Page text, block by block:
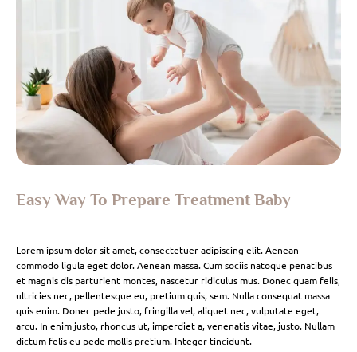
Easy Way To Prepare Treatment Baby
Lorem ipsum dolor sit amet, consectetuer adipiscing elit. Aenean
commodo ligula eget dolor. Aenean massa. Cum sociis natoque penatibus
et magnis dis parturient montes, nascetur ridiculus mus. Donec quam felis,
ultricies nec, pellentesque eu, pretium quis, sem. Nulla consequat massa
quis enim. Donec pede justo, fringilla vel, aliquet nec, vulputate eget,
arcu. In enim justo, rhoncus ut, imperdiet a, venenatis vitae, justo. Nullam
dictum felis eu pede mollis pretium. Integer tincidunt.